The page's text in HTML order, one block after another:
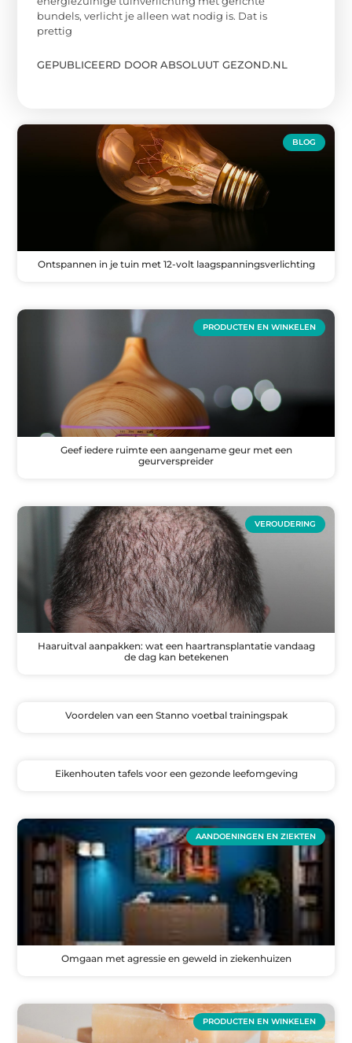
bundels, verlicht je alleen wat nodig is. Dat is
prettig
GEPUBLICEERD DOOR ABSOLUUT GEZOND.NL
BLOG
Ontspannen in je tuin met 12-volt laagspanningsverlichting
PRODUCTEN EN WINKELEN
Geef iedere ruimte een aangename geur met een
geurverspreider
VEROUDERING
Haaruitval aanpakken: wat een haartransplantatie vandaag
de dag kan betekenen
Voordelen van een Stanno voetbal trainingspak
Eikenhouten tafels voor een gezonde leefomgeving
AANDOENINGEN EN ZIEKTEN
Omgaan met agressie en geweld in ziekenhuizen
PRODUCTEN EN WINKELEN